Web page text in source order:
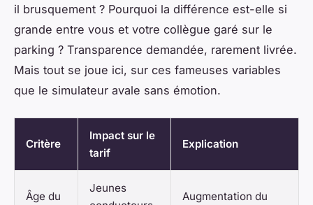
il brusquement ? Pourquoi la différence est-elle si
grande entre vous et votre collègue garé sur le
parking ? Transparence demandée, rarement livrée.
Mais tout se joue ici, sur ces fameuses variables
que le simulateur avale sans émotion.
Critère
Impact sur le
tarif
Explication
Âge du
Jeunes
Augmentation du